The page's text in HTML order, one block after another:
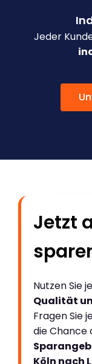
Jeder
Jetzt
Nutzen Sie
Qualität
Fragen Sie
die Chance